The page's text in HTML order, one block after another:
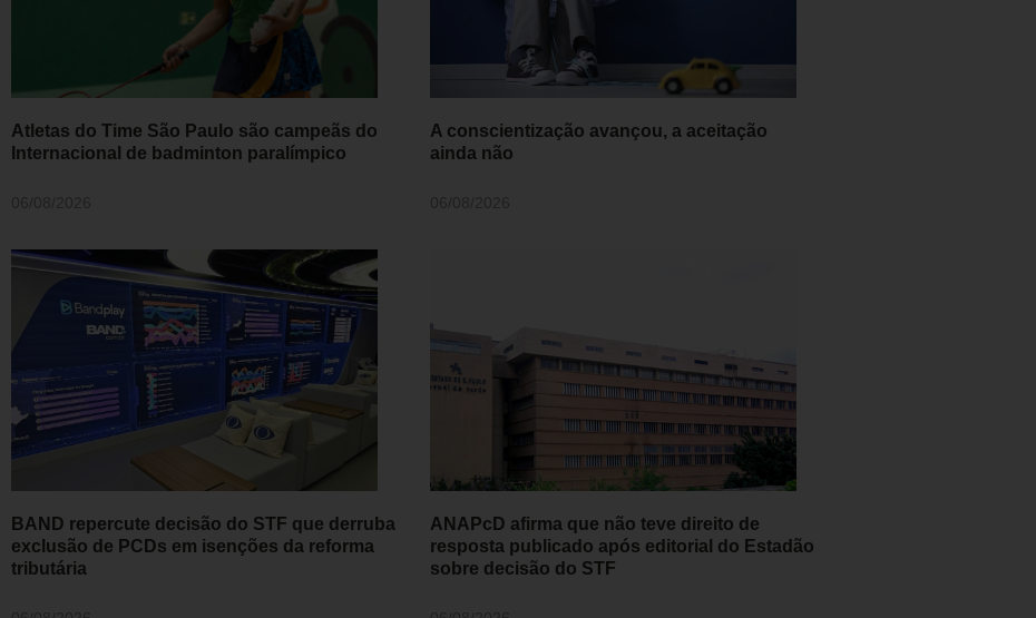
Atletas do Time São Paulo são campeãs do
Internacional de badminton paralímpico
A conscientização avançou, a aceitação
ainda não
BAND repercute decisão do STF que derruba
exclusão de PCDs em isenções da reforma
tributária
ANAPcD afirma que não teve direito de
resposta publicado após editorial do Estadão
sobre decisão do STF